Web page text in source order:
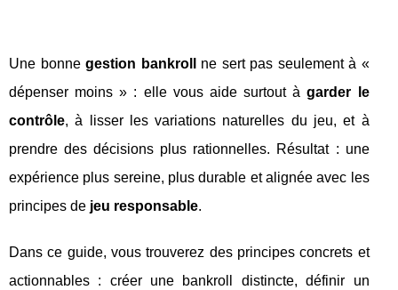
Une bonnegestion bankroll
ne sert pas seulement à «
dépenser moins » : elle vous aide surtout àgarder le
contrôle, à lisser les variations naturelles du jeu, et à
prendre des décisions plus rationnelles. Résultat : une
expérience plus sereine, plus durable et alignée avec les
principes de jeu responsable.
Dans ce guide, vous trouverez des principes concrets et
actionnables : créer une bankroll distincte, définir un